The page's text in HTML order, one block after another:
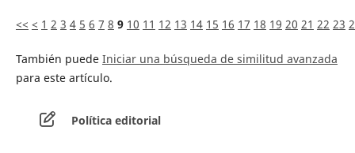
<< < 1 2 3 4 5 6 7 8 9 10 11 12 13 14 15 16 17 18 19 20 21 22 23
También puede Iniciar una búsqueda de similitud avanzada
para este artículo.
Política editorial